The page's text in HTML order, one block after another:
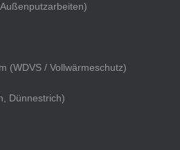
(WDVS / Vollwärmeschutz)
Dünnestrich)